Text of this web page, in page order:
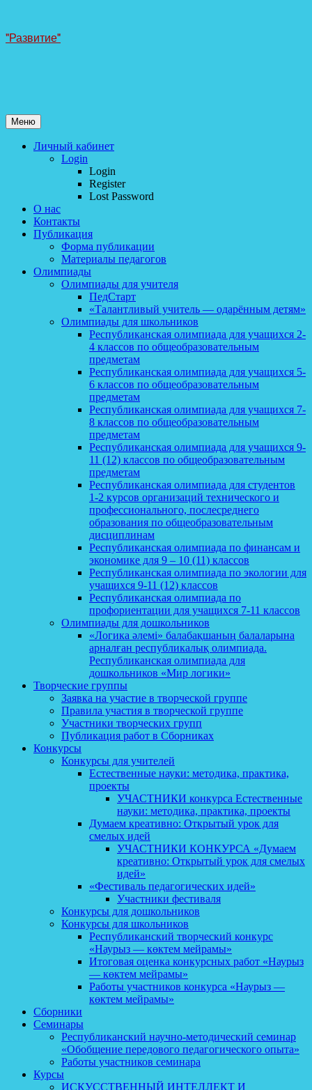
Перейти
"Развитие"
Меню
Личный кабинет
Login
Login
Register
Lost Password
О нас
Контакты
Публикация
Форма публикации
Материалы педагогов
Олимпиады
Олимпиады для учителя
ПедСтарт
«Талантливый учитель — одарённым детям»
Олимпиады для школьников
Республиканская олимпиада для учащихся 2-
4 классов по общеобразовательным
предметам
Республиканская олимпиада для учащихся 5-
6 классов по общеобразовательным
предметам
Республиканская олимпиада для учащихся 7-
8 классов по общеобразовательным
предметам
Республиканская олимпиада для учащихся 9-
11 (12) классов по общеобразовательным
предметам
Республиканская олимпиада для студентов
1-2 курсов организаций технического и
профессионального, послесреднего
образования по общеобразовательным
дисциплинам
Республиканская олимпиада по финансам и
экономике для 9 – 10 (11) классов
Республиканская олимпиада по экологии для
учащихся 9-11 (12) классов
Республиканская олимпиада по
профориентации для учащихся 7-11 классов
Олимпиады для дошкольников
«Логика әлемі» балабақшаның балаларына
арналған республикалық олимпиада.
Республиканская олимпиада для
дошкольников «Мир логики»
Творческие группы
Заявка на участие в творческой группе
Правила участия в творческой группе
Участники творческих групп
Публикация работ в Сборниках
Конкурсы
Конкурсы для учителей
Естественные науки: методика, практика,
проекты
УЧАСТНИКИ конкурса Естественные
науки: методика, практика, проекты
Думаем креативно: Открытый урок для
смелых идей
УЧАСТНИКИ КОНКУРСА «Думаем
креативно: Открытый урок для смелых
идей»
«Фестиваль педагогических идей»
Участники фестиваля
Конкурсы для дошкольников
Конкурсы для школьников
Республиканский творческий конкурс
«Наурыз — көктем мейрамы»
Итоговая оценка конкурсных работ «Наурыз
— көктем мейрамы»
Работы участников конкурса «Наурыз —
көктем мейрамы»
Сборники
Семинары
Республиканский научно-методический семинар
«Обобщение передового педагогического опыта»
Работы участников семинара
Курсы
ИСКУССТВЕННЫЙ ИНТЕЛЛЕКТ И